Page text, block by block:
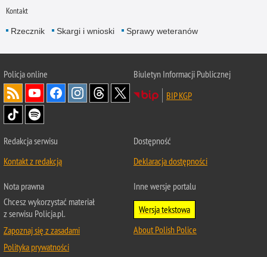
Kontakt
Rzecznik Skargi i wnioski Sprawy weteranów
Policjaonline
Biuletyn Informacji Publicznej
BIP KGP
Redakcja serwisu
Kontakt z redakcją
Dostępność
Deklaracja dostępności
Nota prawna
Chcesz wykorzystać materiał
z serwisu Policja.pl.
Zapoznaj się z zasadami
Polityka prywatności
Inne wersje portalu
Wersja tekstowa
About Polish Police